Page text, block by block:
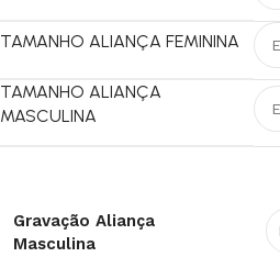
TAMANHO ALIANÇA FEMININA
TAMANHO ALIANÇA
MASCULINA
Gravação Aliança
Masculina